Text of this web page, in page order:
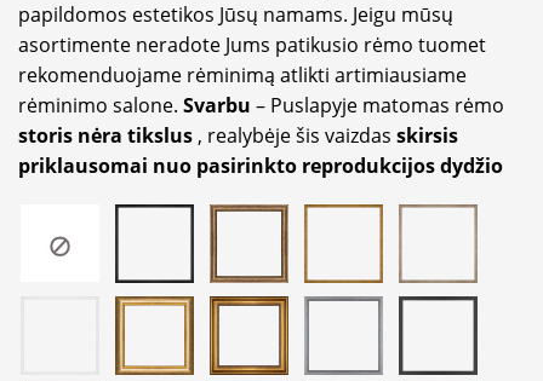
papildomos estetikos Jūsų namams. Jeigu mūsų
asortimente neradote Jums patikusio rėmo tuomet
rekomenduojame rėminimą atlikti artimiausiame
rėminimo salone. Svarbu – Puslapyje matomas rėmo
storis nėra tikslus, realybėje šis vaizdas skirsis
priklausomai nuo pasirinkto reprodukcijos dydžio